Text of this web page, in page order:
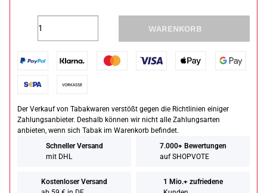
WARENKORB
Der Verkauf von Tabakwaren verstößt gegen die Richtlinien einiger
Zahlungsanbieter. Deshalb können wir nicht alle Zahlungsarten
anbieten, wenn sich Tabak im Warenkorb befindet.
Schneller Versand
mit DHL
7.000+ Bewertungen
auf SHOPVOTE
Kostenloser Versand
1 Mio.+ zufriedene